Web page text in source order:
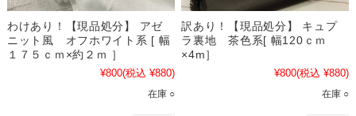
わけあり！【現品処分】 アゼ
ニット風 オフホワイト系 [ 幅
１７５ｃｍ×約２ｍ ］
¥800(税込 ¥880)
在庫 ○
訳あり！【現品処分】 キュプ
ラ裏地 茶色系[ 幅120ｃｍ
×4m］
¥800(税込 ¥880)
在庫 ○